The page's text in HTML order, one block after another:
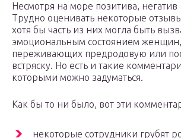
Несмотря на море позитива, негатив
Трудно оценивать некоторые
хотя бы часть из них могла быть
эмоциональным состоянием женщин,
переживающих предродовую или
встряску. Но есть и такие
которыми можно задуматься.
Как бы то ни было, вот эти
некоторые сотрудники грубят